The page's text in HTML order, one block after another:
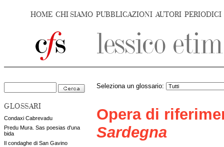
HOME CHI SIAMO PUBBLICAZIONI AUTORI PERIODICI
GLOSSARI
Condaxi Cabrevadu
Predu Mura. Sas poesias d'una
bida
Il condaghe di San Gavino
Seleziona un glossario:
Opera di
Sardegna